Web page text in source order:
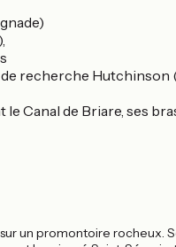
de recherche
Canal de Briare, ses
un promontoire rocheux.